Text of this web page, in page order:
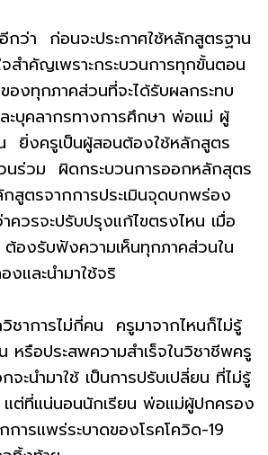
กว่า ก่อนจะประกาศใช้หลักสูตรฐาน
สำคัญเพราะกระบวนการทุกขั้นตอน
องทุกภาคส่วนที่จะได้รับผลกระทบ
ะบุคลากรทางการศึกษา พ่อแม่ ผู้
ยิ่งครูเป็นผู้สอนต้องใช้หลักสูตร
นร่วม ผิดกระบวนการออกหลักสุตร
สูตรจากการประเมินจุดบกพร่อง
ควรจะปรับปรุงแก้ไขตรงไหน เมื่อ
องรับฟังความเห็นทุกภาคส่วนใน
และนำมาใช้จริ
ชาการไม่กี่คน ครูมาจากไหนก็ไม่รู้
รือประสพความสำเร็จในวิชาชีพครู
ะนำมาใช้ เป็นการปรับเปลี่ยน ที่ไม่รู้
แต่ที่แน่นอนนักเรียน พ่อแม่ผู้ปกครอง
การแพร่ระบาดของโรคโควิด-19